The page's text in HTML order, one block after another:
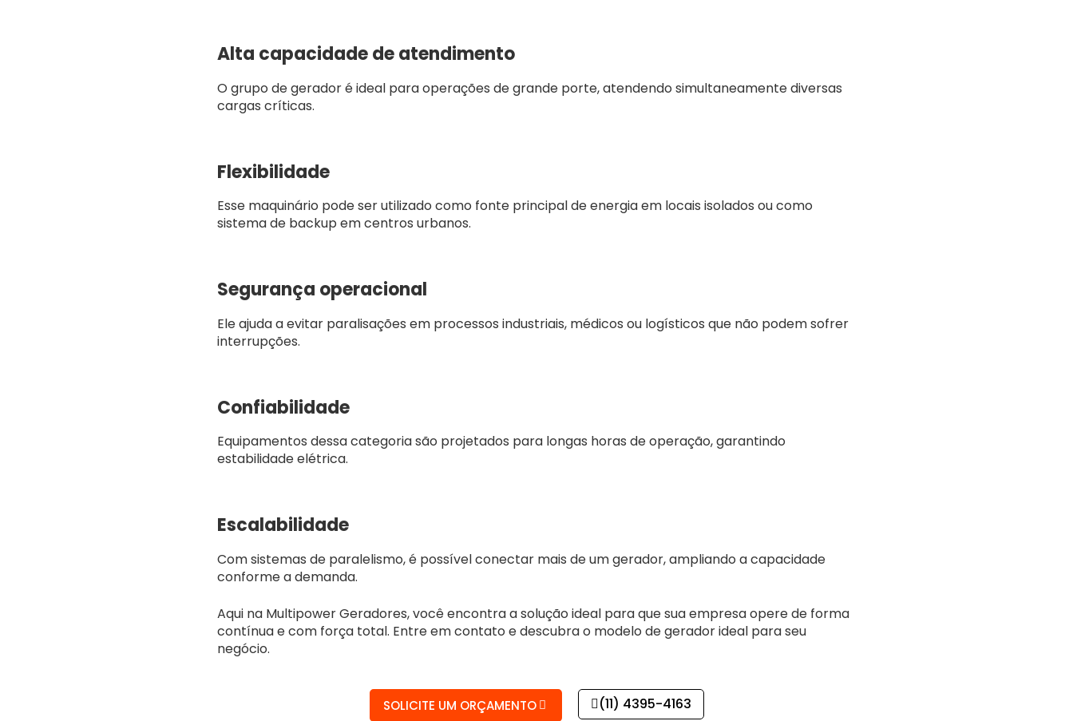
Alta capacidade de atendimento
O grupo de gerador é ideal para operações de grande porte, atendendo simultaneamente diversas
cargas críticas.
Flexibilidade
Esse maquinário pode ser utilizado como fonte principal de energia em locais isolados ou como
sistema de backup em centros urbanos.
Segurança operacional
Ele ajuda a evitar paralisações em processos industriais, médicos ou logísticos que não podem sofrer
interrupções.
Confiabilidade
Equipamentos dessa categoria são projetados para longas horas de operação, garantindo
estabilidade elétrica.
Escalabilidade
Com sistemas de paralelismo, é possível conectar mais de um gerador, ampliando a capacidade
conforme a demanda.
Aqui na Multipower Geradores, você encontra a solução ideal para que sua empresa opere de forma
contínua e com força total. Entre em contato e descubra o modelo de gerador ideal para seu
negócio.
SOLICITE UM ORÇAMENTO (11) 4395-4163